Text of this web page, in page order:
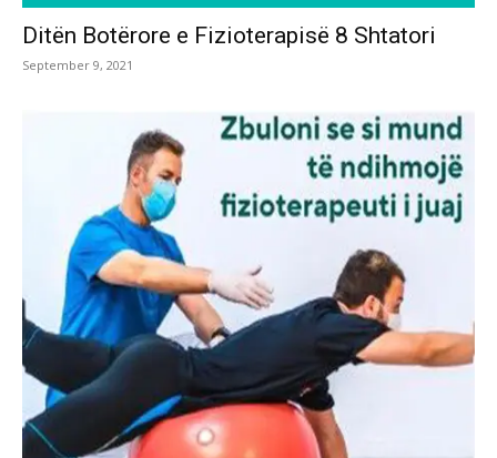
Ditën Botërore e Fizioterapisë 8 Shtatori
September 9, 2021